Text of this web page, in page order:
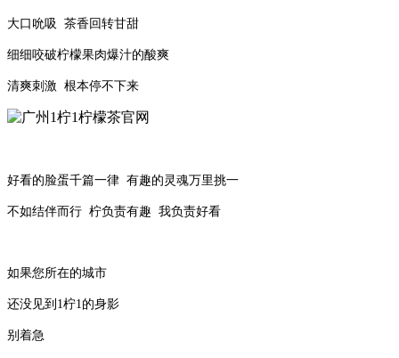
大口吮吸 茶香回转甘甜
细细咬破柠檬果肉爆汁的酸爽
清爽刺激 根本停不下来
好看的脸蛋千篇一律 有趣的灵魂万里挑一
不如结伴而行 柠负责有趣 我负责好看
如果您所在的城市
还没见到1柠1的身影
别着急